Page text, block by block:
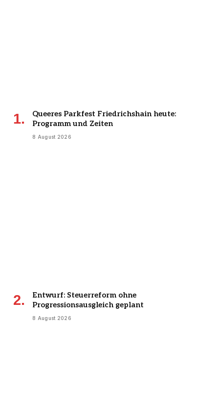
Queeres Parkfest Friedrichshain heute:
Programm und Zeiten
8 August 2026
Entwurf: Steuerreform ohne
Progressionsausgleich geplant
8 August 2026